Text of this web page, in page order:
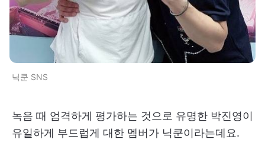
닉쿤 SNS
녹음 때 엄격하게 평가하는 것으로 유명한 박진영이
유일하게 부드럽게 대한 멤버가 닉쿤이라는데요.